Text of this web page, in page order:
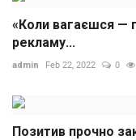
«Коли вагаєшся —
рекламу...
admin Feb 22, 2022 0
Позитив прочно